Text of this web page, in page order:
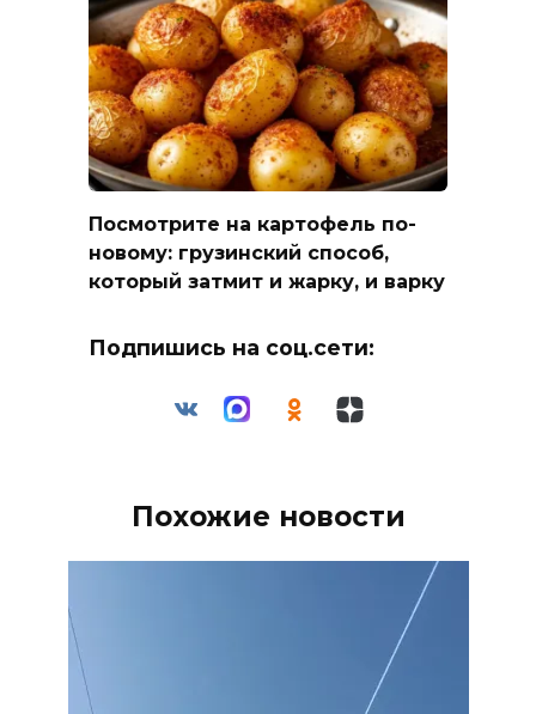
Посмотрите на картофель по-
новому: грузинский способ,
который затмит и жарку, и варку
Подпишись на соц.сети:
Похожие новости